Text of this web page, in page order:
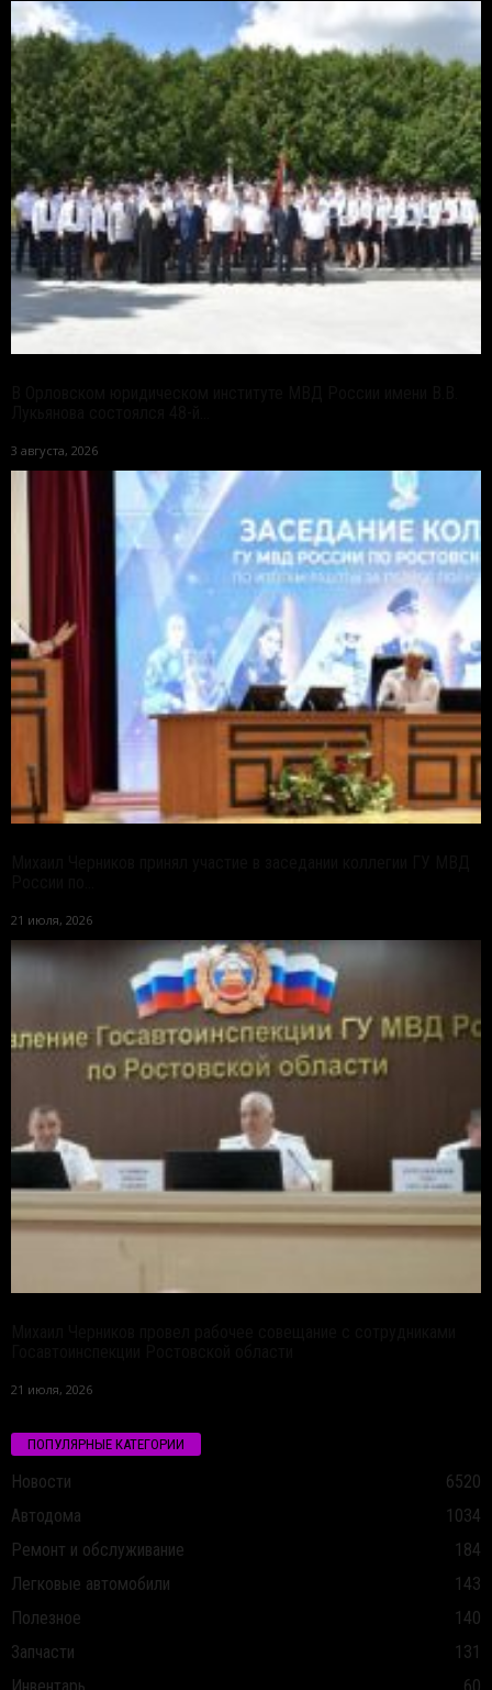
3 августа, 2026
21 июля, 2026
21 июля, 2026
ПОПУЛЯРНЫЕ КАТЕГОРИИ
Новости
6520
Автодома
1034
Ремонт и обслуживание
184
Легковые автомобили
143
Полезное
140
Запчасти
131